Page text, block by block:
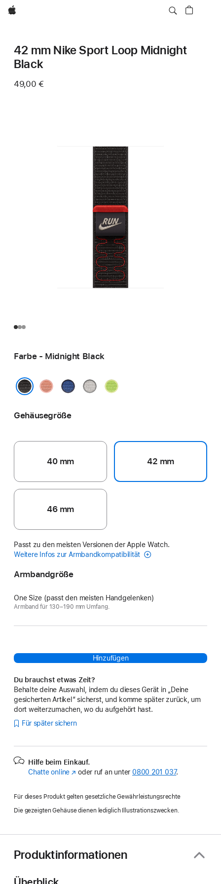
Apple
42 mm Nike Sport Loop Midnight
Black
49,00 €
Farbe - Midnight Black
Alpenglow
Blue
VeiledVolt
Gehäusegröße
40 mm 42 mm
46 mm
Passt zu den meisten Versionen der Apple Watch.
Weitere Infos zur Armbandkompatibilität
Armbandgröße
One Size (passt den meisten Handgelenken)
Armband für 130–190 mm Umfang.
Hinzufügen
Du brauchst etwas Zeit?
Behalte deine Auswahl, indem du dieses Gerät in „Deine
gesicherten Artikel“ sicherst, und komme später zurück, um
dort weiterzumachen, wo du aufgehört hast.
Für später sichern
Hilfe beim Einkauf.
Chatte online (Öffnet
Fenster)
oder ruf an unter 0800 201 037.
Für dieses Produkt gelten gesetzliche Gewährleistungsrechte
Die gezeigten Gehäuse dienen lediglich Illustrationszwecken.
Produktinformationen